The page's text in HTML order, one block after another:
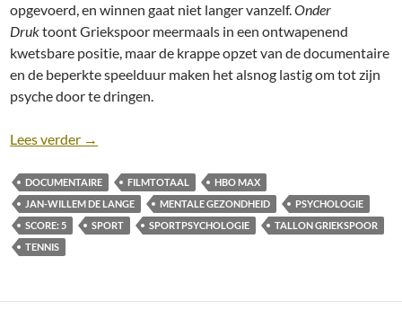
opgevoerd, en winnen gaat niet langer vanzelf.Onder
Druktoont Griekspoor meermaals in een ontwapenend
kwetsbare positie, maar de krappe opzet van de documentaire
en de beperkte speelduur maken het alsnog lastig om tot zijn
psyche door te dringen.
Lees verder Recensie: Tallon: Onder Druk (Jan-Willem de
→
DOCUMENTAIRE FILMTOTAAL
HBO MAX
JAN-WILLEM DE LANGE
MENTALE GEZONDHEID
PSYCHOLOGIE
SCORE: 5
SPORT SPORTPSYCHOLOGIE
TALLON GRIEKSPOOR
TENNIS